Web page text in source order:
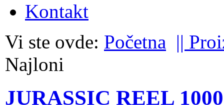
Kontakt
Vi ste ovde: Početna ||
Najloni
JURASSIC REEL